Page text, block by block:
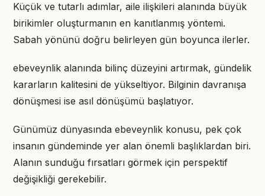
Küçük ve tutarlı adımlar, aile ilişkileri alanında büyük
birikimler oluşturmanın en kanıtlanmış yöntemi.
Sabah yönünü doğru belirleyen gün boyunca ilerler.
ebeveynlik alanında bilinç düzeyini artırmak, gündelik
kararların kalitesini de yükseltiyor. Bilginin davranışa
dönüşmesi ise asıl dönüşümü başlatıyor.
Günümüz dünyasında ebeveynlik konusu, pek çok
insanın gündeminde yer alan önemli başlıklardan biri.
Alanın sunduğu fırsatları görmek için perspektif
değişikliği gerekebilir.